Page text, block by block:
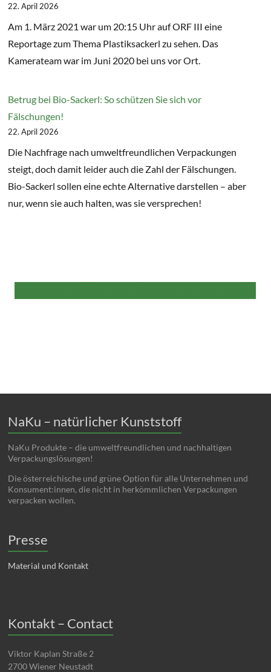
22. April 2026
Am 1. März 2021 war um 20:15 Uhr auf ORF III eine
Reportage zum Thema Plastiksackerl zu sehen. Das
Kamerateam war im Juni 2020 bei uns vor Ort.
Betrug bei Bio-Sackerl: So schützen Sie sich vor
Fälschungen!
22. April 2026
Die Nachfrage nach umweltfreundlichen Verpackungen
steigt, doch damit leider auch die Zahl der Fälschungen.
Bio-Sackerl sollen eine echte Alternative darstellen – aber
nur, wenn sie auch halten, was sie versprechen!
NaKu – natürlicher Kunststoff
NaKu Produkte – die umweltfreundlichen und nachhaltigen
Verpackungslösungen!
Die österreichische und grüne Option für alle Unternehmen und
Konsument:innen, die nicht in herkömmlichen Verpackungen
verpacken wollen.
Presse
Material und Kontakt
Kontakt – Contact
Viktor Kaplan Straße 2
2700 Wiener Neustadt